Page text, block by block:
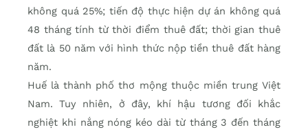
không quá 25%; tiến độ thực hiện dự án không quá
48 tháng tính từ thời điểm thuê đất; thời gian thuê
đất là 50 năm với hình thức nộp tiền thuê đất hàng
năm.
Huế là thành phố thơ mộng thuộc miền trung Việt
Nam. Tuy nhiên, ở đây, khí hậu tương đối khắc
nghiệt khi nắng nóng kéo dài từ tháng 3 đến tháng